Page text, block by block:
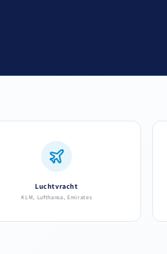
Luchtvracht
KLM, Lufthansa, Emirates